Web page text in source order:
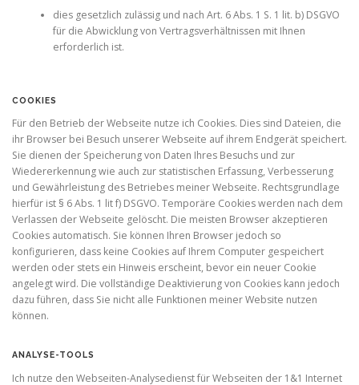
dies gesetzlich zulässig und nach Art. 6 Abs. 1 S. 1 lit. b) DSGVO
für die Abwicklung von Vertragsverhältnissen mit Ihnen
erforderlich ist.
COOKIES
Für den Betrieb der Webseite nutze ich Cookies. Dies sind Dateien, die
ihr Browser bei Besuch unserer Webseite auf ihrem Endgerät speichert.
Sie dienen der Speicherung von Daten Ihres Besuchs und zur
Wiedererkennung wie auch zur statistischen Erfassung, Verbesserung
und Gewährleistung des Betriebes meiner Webseite. Rechtsgrundlage
hierfür ist § 6 Abs. 1 lit f) DSGVO. Temporäre Cookies werden nach dem
Verlassen der Webseite gelöscht. Die meisten Browser akzeptieren
Cookies automatisch. Sie können Ihren Browser jedoch so
konfigurieren, dass keine Cookies auf Ihrem Computer gespeichert
werden oder stets ein Hinweis erscheint, bevor ein neuer Cookie
angelegt wird. Die vollständige Deaktivierung von Cookies kann jedoch
dazu führen, dass Sie nicht alle Funktionen meiner Website nutzen
können.
ANALYSE-TOOLS
Ich nutze den Webseiten-Analysedienst für Webseiten der 1&1 Internet